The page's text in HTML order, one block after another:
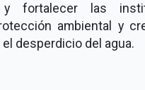
fortalecer las
ambiental y
desperdicio del agua.